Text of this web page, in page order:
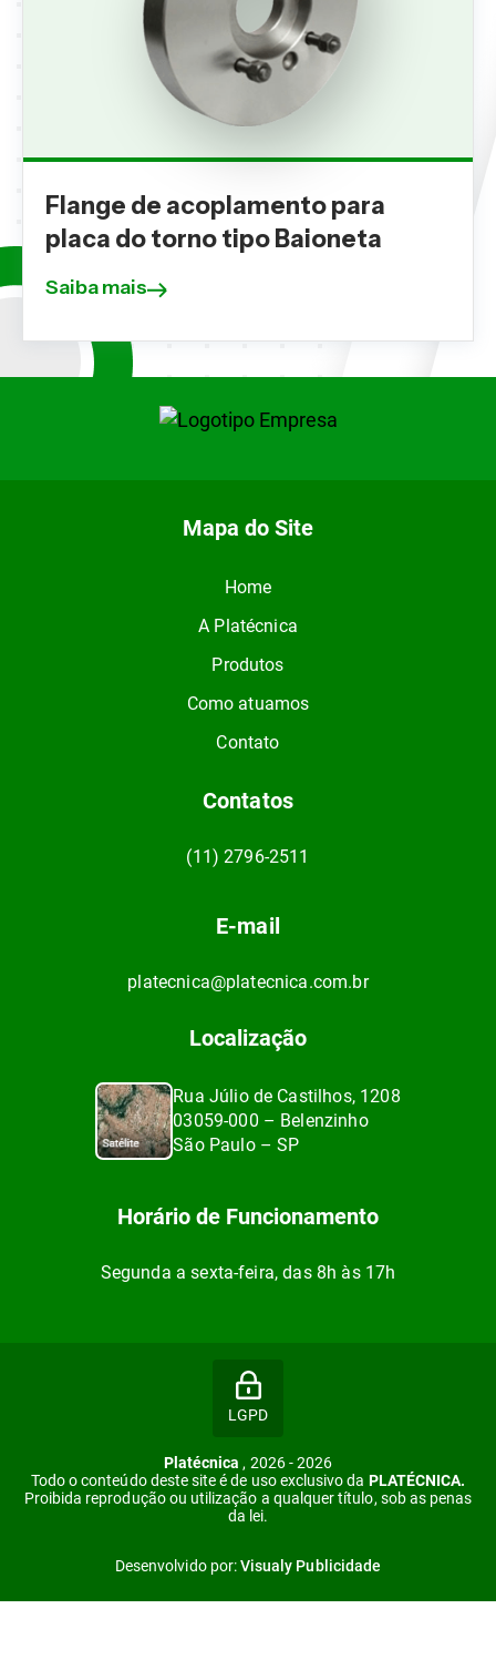
Flange de acoplamento para
placa do torno tipo Baioneta
Saiba mais
Mapa do Site
Home
A Platécnica
Produtos
Como atuamos
Contato
Contatos
(11) 2796-2511
E-mail
platecnica@platecnica.com.br
Localização
Rua Júlio de Castilhos, 1208
03059-000 – Belenzinho
São Paulo – SP
Horário de Funcionamento
Segunda a sexta-feira, das 8h às 17h
LGPD
Platécnica, 2026 - 2026
Todo o conteúdo deste site é de uso exclusivo da PLATÉCNICA.
Proibida reprodução ou utilização a qualquer título, sob as penas
da lei.
Desenvolvido por:Visualy Publicidade